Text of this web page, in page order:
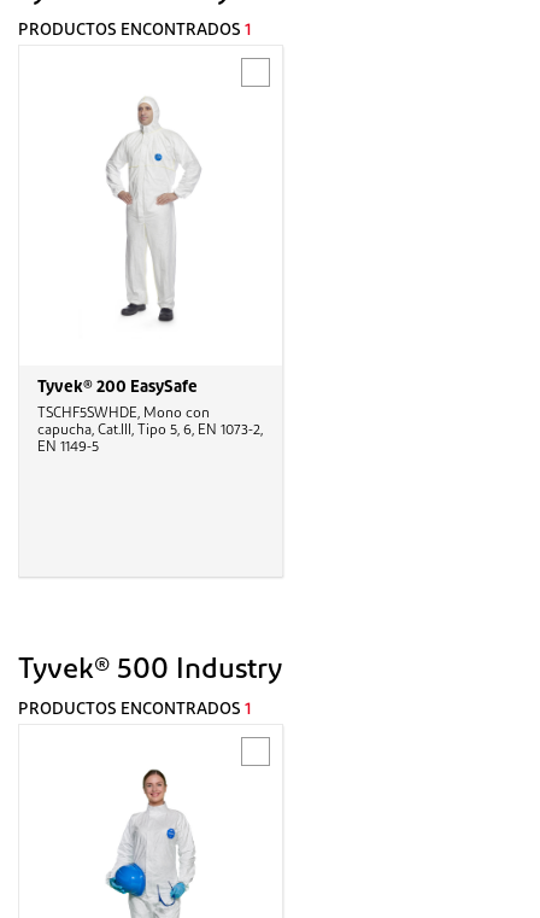
PRODUCTOS ENCONTRADOS 1
Tyvek® 200 EasySafe
TSCHF5SWHDE, Mono con
capucha, Cat.III, Tipo 5, 6, EN 1073-2,
EN 1149-5
Tyvek® 500 Industry
PRODUCTOS ENCONTRADOS 1